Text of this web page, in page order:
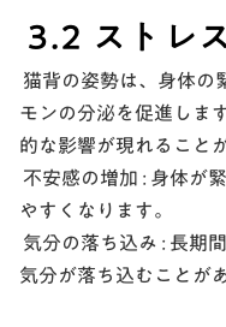
3.2 ストレ
猫背の姿勢は、身体
モンの分泌を促進しま
的な影響が現れること
不安感の増加 :身体が
やすくなります。
気分の落ち込み :長期
気分が落ち込むことが